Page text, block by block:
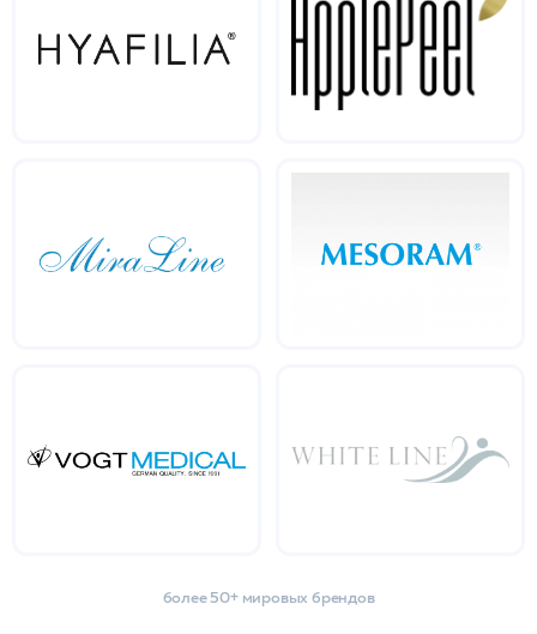
более 50+ мировых брендов